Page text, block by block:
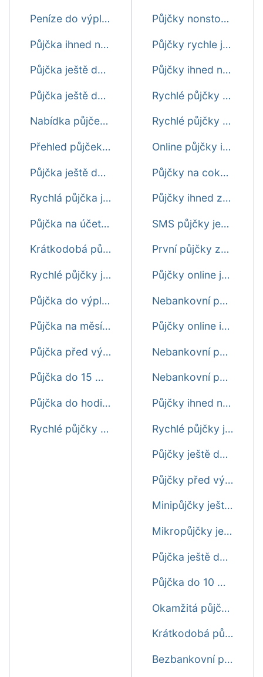
Peníze do výplaty ještě dnes
Půjčka ihned na účet ještě dnes
Půjčka ještě dnes na 30 dní
Půjčka ještě dnes do 24 hodin
Nabídka půjček ještě dnes
Přehled půjček ještě dnes
Půjčka ještě dnes i o víkendu
Rychlá půjčka ještě dnes
Půjčka na účet ještě dnes
Krátkodobá půjčka ještě dnes
Rychlé půjčky ještě dnes
Půjčka do výplaty ještě dnes
Půjčka na měsíc ještě dnes
Půjčka před výplatou ihned ještě dnes
Půjčka do 15 minut
Půjčka do hodiny
Rychlé půjčky online ještě dnes
Půjčky nonstop ještě dnes
Půjčky rychle ještě dnes
Půjčky ihned na bankovní účet ještě dne
Rychlé půjčky do výplaty ještě dnes
Rychlé půjčky před výplatou ještě dnes
Online půjčky ihned na účet ještě dnes
Půjčky na cokoliv ještě dnes
Půjčky ihned zdarma ještě dnes
SMS půjčky ještě dnes
První půjčky zdarma ještě dnes
Půjčky online ještě dnes
Nebankovní půjčky online ještě dnes
Půjčky online ihned ještě dnes
Nebankovní půjčky ihned ještě dnes
Nebankovní půjčky ještě dnes
Půjčky ihned na účet ještě dnes
Rychlé půjčky ještě dnes
Půjčky ještě dnes o víkendu
Půjčky před výplatou ještě dnes
Minipůjčky ještě dnes
Mikropůjčky ještě dnes
Půjčka ještě dnes do 15 minut
Půjčka do 10 minut ještě dnes
Okamžitá půjčka ještě dnes
Krátkodobá půjčka ihned ještě dnes
Bezbankovní půjčka ještě dnes